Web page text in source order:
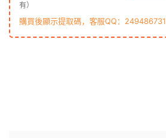
有）
購買後顯示提取碼，客服QQ：